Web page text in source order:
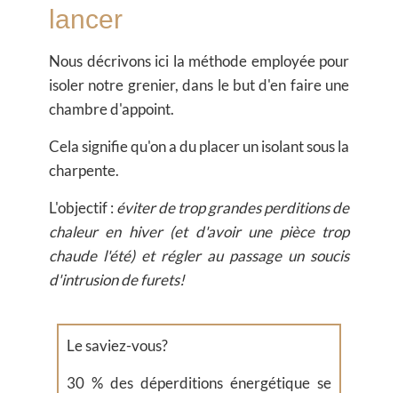
lancer
Nous décrivons ici la méthode employée pour
isoler notre grenier, dans le but d'en faire une
chambre d'appoint.
Cela signifie qu'on a du placer un isolant sous la
charpente.
L'objectif : éviter de trop grandes perditions de
chaleur en hiver (et d'avoir une pièce trop
chaude l'été) et régler au passage un soucis
d'intrusion de furets!
Le saviez-vous?
30 % des déperditions énergétique se